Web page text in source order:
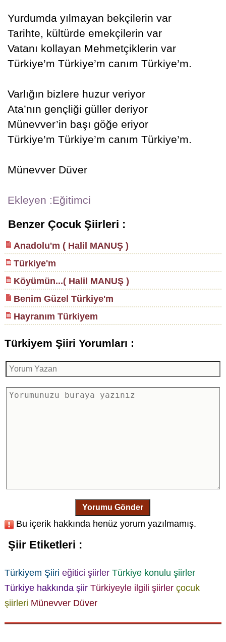
Yurdumda yılmayan bekçilerin var
Tarihte, kültürde emekçilerin var
Vatanı kollayan Mehmetçiklerin var
Türkiye’m Türkiye’m canım Türkiye’m.
Varlığın bizlere huzur veriyor
Ata’nın gençliği güller deriyor
Münevver’in başı göğe eriyor
Türkiye’m Türkiye’m canım Türkiye’m.
Münevver Düver
Ekleyen :Eğitimci
Benzer Çocuk Şiirleri :
Anadolu'm ( Halil MANUŞ )
Türkiye'm
Köyümün...( Halil MANUŞ )
Benim Güzel Türkiye'm
Hayranım Türkiyem
Türkiyem Şiiri Yorumları :
Yorumu Gönder
Bu içerik hakkında henüz yorum yazılmamış.
Şiir Etiketleri :
Türkiyem Şiiri eğitici şiirler Türkiye konulu şiirler
Türkiye hakkında şiir Türkiyeyle ilgili şiirler çocuk
şiirleri Münevver Düver